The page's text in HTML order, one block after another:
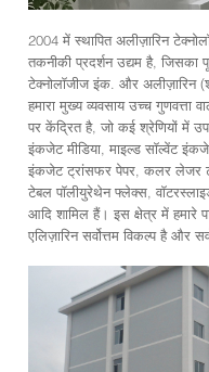
2004 में स्थापित अलीज़ारिन
तकनीकी प्रदर्शन उद्यम है, जिसका
टेक्नोलॉजीज इंक. और अलीज़ारिन
हमारा मुख्य व्यवसाय उच्च गुणवत्ता
पर केंद्रित है, जो कई श्रेणियों में
इंकजेट मीडिया, माइल्ड सॉल्वेंट
इंकजेट ट्रांसफर पेपर, कलर लेजर
टेबल पॉलीयुरेथेन फ्लेक्स,
आदि शामिल हैं। इस क्षेत्र में हमारे
एलिज़ारिन सर्वोत्तम विकल्प है और